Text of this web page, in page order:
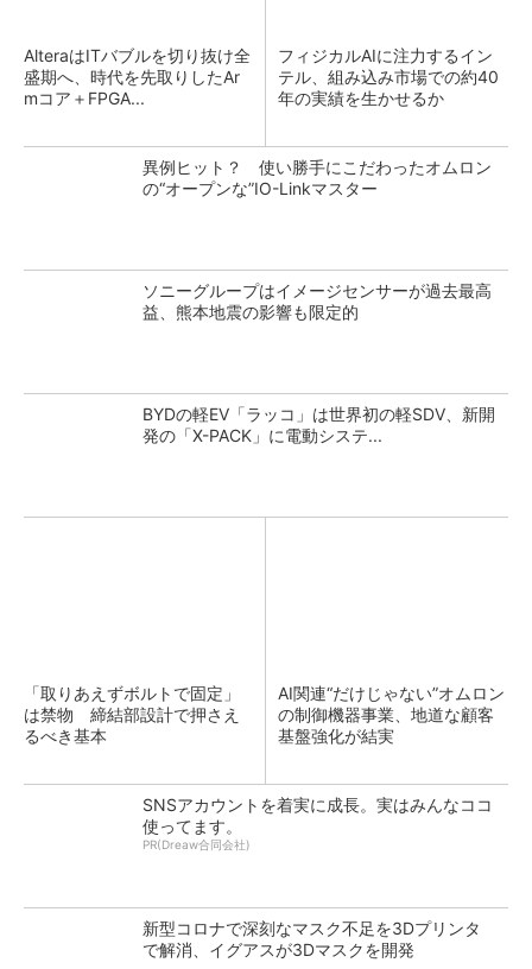
AlteraはITバブルを切り抜け全
盛期へ、時代を先取りしたAr
mコア＋FPGA...
フィジカルAIに注力するイン
テル、組み込み市場での約40
年の実績を生かせるか
異例ヒット？ 使い勝手にこだわったオムロン
の“オープンな”IO-Linkマスター
ソニーグループはイメージセンサーが過去最高
益、熊本地震の影響も限定的
BYDの軽EV「ラッコ」は世界初の軽SDV、新開
発の「X-PACK」に電動システ...
「取りあえずボルトで固定」
は禁物 締結部設計で押さえ
るべき基本
AI関連“だけじゃない”オムロン
の制御機器事業、地道な顧客
基盤強化が結実
SNSアカウントを着実に成長。実はみんなココ
使ってます。
PR(Dreaw合同会社)
新型コロナで深刻なマスク不足を3Dプリンタ
で解消、イグアスが3Dマスクを開発